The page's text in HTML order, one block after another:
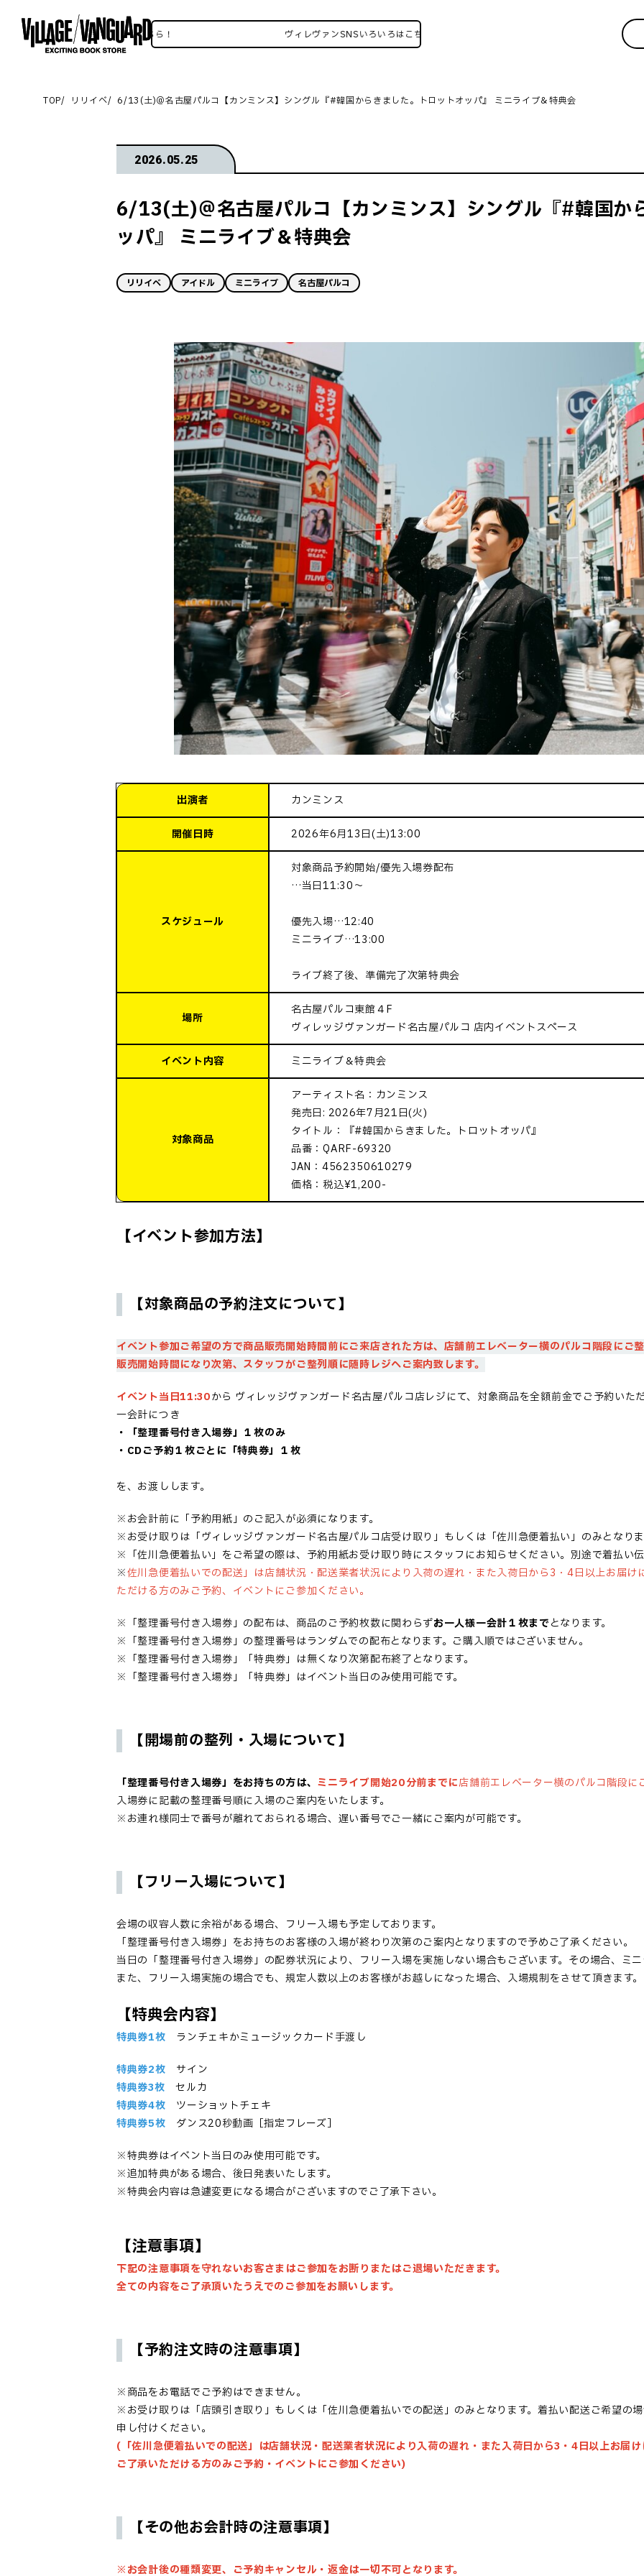
ヴァンSNSいろいろはこちら！ ヴィレヴァンSNSいろいろはこちら！
TOP リリイベ 6/13(土)＠名古屋パルコ【カンミンス】シングル『#韓国からきました。トロットオッパ』 ミニライブ＆特典会
2026.05.25
6/13(土)＠名古屋パルコ【カンミンス】シングル『#韓国か
ッパ』 ミニライブ＆特典会
リリイベ アイドル ミニライブ 名古屋パルコ
出演者 カンミンス
開催日時 2026年6月13日(土)13:00
スケジュール
対象商品予約開始/優先入場券配布
…当日11:30～
優先入場…12:40
ミニライブ…13:00
ライブ終了後、準備完了次第特典会
場所
名古屋パルコ東館４F
ヴィレッジヴァンガード名古屋パルコ 店内イベントスペース
イベント内容 ミニライブ＆特典会
対象商品
アーティスト名：カンミンス
発売日: 2026年7月21日(火)
タイトル：『#韓国からきました。トロットオッパ』
品番：QARF-69320
JAN：4562350610279
価格：税込¥1,200-
【イベント参加方法】
【対象商品の予約注文について】
イベント参加ご希望の方で商品販売開始時間前にご来店された方は、店舗前エレベーター横のパルコ階段にご
販売開始時間になり次第、スタッフがご整列順に随時レジへご案内致します。
イベント当日11:30から ヴィレッジヴァンガード名古屋パルコ店レジにて、対象商品を全額前金でご予約いた
一会計につき
・「整理番号付き入場券」１枚のみ
・CDご予約１枚ごとに「特典券」１枚
を、お渡しします。
※お会計前に「予約用紙」のご記入が必須になります。
※お受け取りは「ヴィレッジヴァンガード名古屋パルコ店受け取り」もしくは「佐川急便着払い」のみとなりま
※「佐川急便着払い」をご希望の際は、予約用紙お受け取り時にスタッフにお知らせください。別途で着払い
※佐川急便着払いでの配送」は店舗状況・配送業者状況により入荷の遅れ・また入荷日から3・4日以上お届け
ただける方のみご予約、イベントにご参加ください。
※「整理番号付き入場券」の配布は、商品のご予約枚数に関わらずお一人様一会計１枚までとなります。
※「整理番号付き入場券」の整理番号はランダムでの配布となります。ご購入順ではございません。
※「整理番号付き入場券」「特典券」は無くなり次第配布終了となります。
※「整理番号付き入場券」「特典券」はイベント当日のみ使用可能です。
【開場前の整列・入場について】
「整理番号付き入場券」 をお持ちの方は、 ミニライブ開始20分前までに店舗前エレベーター横のパルコ階段に
入場券に記載の整理番号順に入場のご案内をいたします。
※お連れ様同士で番号が離れておられる場合、遅い番号でご一緒にご案内が可能です。
【フリー入場について】
会場の収容人数に余裕がある場合、フリー入場も予定しております。
「整理番号付き入場券」をお持ちのお客様の入場が終わり次第のご案内となりますので予めご了承ください。
当日の「整理番号付き入場券」の配券状況により、フリー入場を実施しない場合もございます。その場合、ミニ
また、フリー入場実施の場合でも、規定人数以上のお客様がお越しになった場合、入場規制をさせて頂きます。
【特典会内容】
特典券1枚 ランチェキかミュージックカード手渡し
特典券2枚 サイン
特典券3枚 セルカ
特典券4枚 ツーショットチェキ
特典券5枚 ダンス20秒動画［指定フレーズ］
※特典券はイベント当日のみ使用可能です。
※追加特典がある場合、後日発表いたします。
※特典会内容は急遽変更になる場合がございますのでご了承下さい。
【注意事項】
下記の注意事項を守れないお客さまはご参加をお断りまたはご退場いただきます。
全ての内容をご了承頂いたうえでのご参加をお願いします。
【予約注文時の注意事項】
※商品をお電話でご予約はできません。
※お受け取りは「店頭引き取り」もしくは「佐川急便着払いでの配送」のみとなります。着払い配送ご希望の
申し付けください。
(「佐川急便着払いでの配送」は店舗状況・配送業者状況により入荷の遅れ・また入荷日から3・4日以上お届け
ご了承いただける方のみご予約・イベントにご参加ください)
【その他お会計時の注意事項】
※お会計後の種類変更、ご予約キャンセル・返金は一切不可となります。